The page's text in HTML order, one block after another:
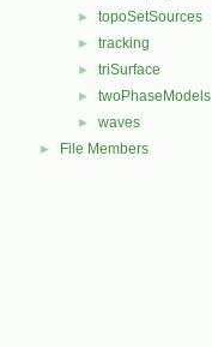
► topoSetSources
► tracking
► triSurface
► twoPhaseModels
► waves
► File Members